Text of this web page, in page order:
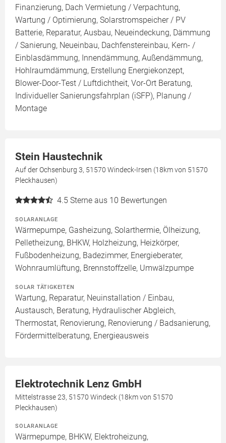
Finanzierung, Dach Vermietung / Verpachtung,
Wartung / Optimierung, Solarstromspeicher / PV
Batterie, Reparatur, Ausbau, Neueindeckung, Dämmung
/ Sanierung, Neueinbau, Dachfenstereinbau, Kern- /
Einblasdämmung, Innendämmung, Außendämmung,
Hohlraumdämmung, Erstellung Energiekonzept,
Blower-Door-Test / Luftdichtheit, Vor-Ort Beratung,
Individueller Sanierungsfahrplan (iSFP), Planung /
Montage
Stein Haustechnik
Auf der Ochsenburg 3, 51570 Windeck-Irsen (18km von 51570
Pleckhausen)
4.5 Sterne aus 10 Bewertungen
SOLARANLAGE
Wärmepumpe, Gasheizung, Solarthermie, Ölheizung,
Pelletheizung, BHKW, Holzheizung, Heizkörper,
Fußbodenheizung, Badezimmer, Energieberater,
Wohnraumlüftung, Brennstoffzelle, Umwälzpumpe
SOLAR TÄTIGKEITEN
Wartung, Reparatur, Neuinstallation / Einbau,
Austausch, Beratung, Hydraulischer Abgleich,
Thermostat, Renovierung, Renovierung / Badsanierung,
Fördermittelberatung, Energieausweis
Elektrotechnik Lenz GmbH
Mittelstrasse 23, 51570 Windeck (18km von 51570
Pleckhausen)
SOLARANLAGE
Wärmepumpe, BHKW, Elektroheizung,